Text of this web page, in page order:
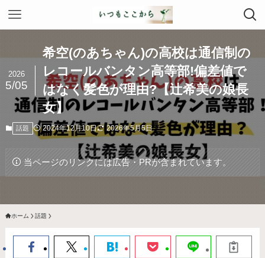
希空(のあちゃん)の高校は通信制の
レコールバンタン高等部!偏差値で
はなく髪色が理由?【辻希美の娘長
女】
2026
5/05
話題 2024年12月10日 2026年5月5日
当ページのリンクには広告・PRが含まれています。
ホーム 話題